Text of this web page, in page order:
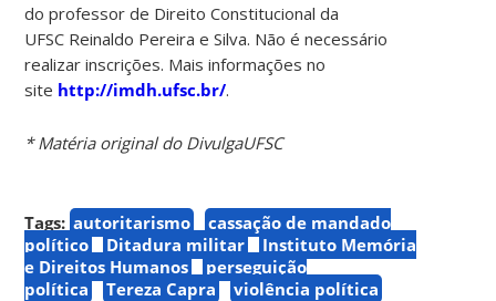
do professor de Direito Constitucional da
UFSC Reinaldo Pereira e Silva. Não é necessário
realizar inscrições. Mais informações no
site http://imdh.ufsc.br/.
* Matéria original do DivulgaUFSC
Tags: autoritarismo
cassação de mandado
político
Ditadura militar
Instituto Memória
e Direitos Humanos
perseguição
política
Tereza Capra violência política